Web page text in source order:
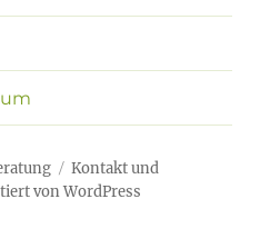
Kontakt und
von WordPress